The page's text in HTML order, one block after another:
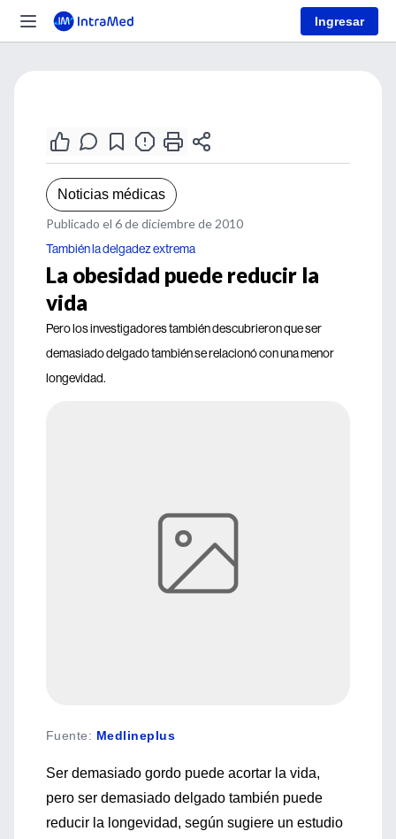
Ingresar
Noticias médicas
Publicado el 6 de diciembre de 2010
También la delgadez extrema
La obesidad puede reducir la
vida
Pero los investigadores también descubrieron que ser
demasiado delgado también se relacionó con una menor
longevidad.
Fuente: Medlineplus
Ser demasiado gordo puede acortar la vida,
pero ser demasiado delgado también puede
reducir la longevidad, según sugiere un estudio